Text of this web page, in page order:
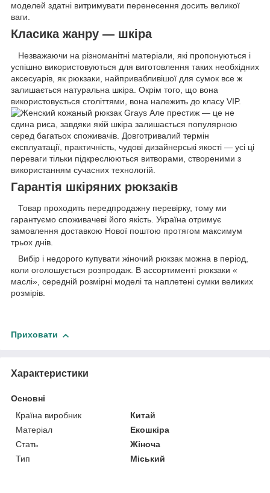
моделей здатні витримувати перенесення досить великої
ваги.
Класика жанру — шкіра
Незважаючи на різноманітні матеріали, які пропонуються і
успішно використовуються для виготовлення таких необхідних
аксесуарів, як рюкзаки, найпривабливішої для сумок все ж
залишається натуральна шкіра. Окрім того, що вона
використовується століттями, вона належить до класу VIP.
Але престиж — це не
єдина риса, завдяки якій шкіра залишається популярною
серед багатьох споживачів. Довготривалий термін
експлуатації, практичність, чудові дизайнерські якості — усі ці
переваги тільки підкреслюються витворами, створеними з
використанням сучасних технологій.
Гарантія шкіряних рюкзаків
Товар проходить передпродажну перевірку, тому ми
гарантуємо споживачеві його якість. Україна отримує
замовлення доставкою Нової поштою протягом максимум
трьох днів.
Вибір і недорого купувати жіночий рюкзак можна в період,
коли оголошується розпродаж. В ассортименті рюкзаки «
маслі», середній розмірні моделі та наплетені сумки великих
розмірів.
Приховати
Характеристики
Основні
Країна виробник
Китай
Матеріал
Екошкіра
Стать
Жіноча
Тип
Міський